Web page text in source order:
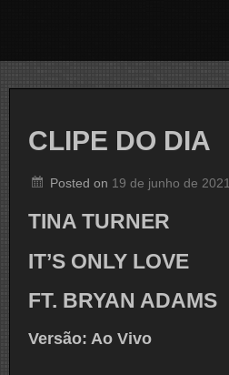
CLIPE DO DIA
Posted on 19 de junho de 2021
TINA TURNER
IT’S ONLY LOVE
FT. BRYAN ADAMS
Versão: Ao Vivo